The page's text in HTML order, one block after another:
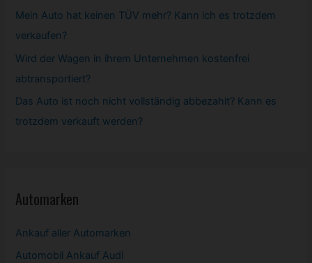
Mein Auto hat keinen TÜV mehr? Kann ich es trotzdem
verkaufen?
Wird der Wagen in ihrem Unternehmen kostenfrei
abtransportiert?
Das Auto ist noch nicht vollständig abbezahlt? Kann es
trotzdem verkauft werden?
Automarken
Ankauf aller Automarken
Automobil Ankauf Audi